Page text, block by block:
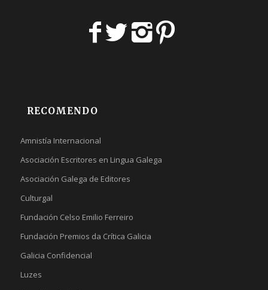
RECOMENDO
Amnistía Internacional
Asociación Escritores en Lingua Galega
Asociación Galega de Editores
Culturgal
Fundación Celso Emilio Ferreiro
Fundación Premios da Crítica Galicia
Galicia Confidencial
Luzes